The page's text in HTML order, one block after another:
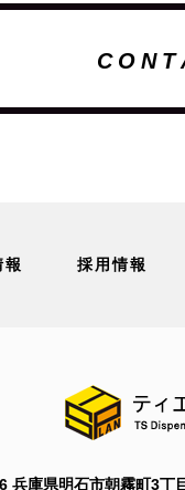
報 採用情報
兵庫県明石市朝霧町3丁